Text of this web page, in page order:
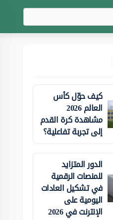
كيف حوّل كأس
العالم 2026
مشاهدة كرة القدم
إلى تجربة تفاعلية؟
الدور المتزايد
للمنصات الرقمية
في تشكيل العادات
اليومية على
الإنترنت في 2026